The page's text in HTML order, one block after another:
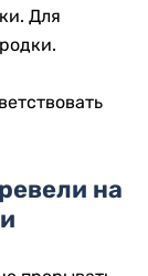
Для
на